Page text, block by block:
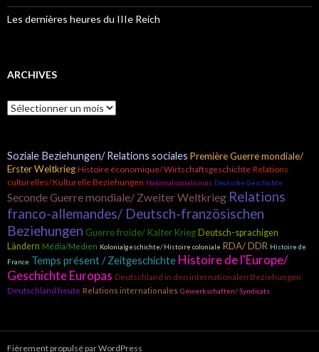
Les dernières heures du IIIe Reich
ARCHIVES
A
r
i
v
e
s
Soziale Beziehungen/ Relations sociales Première Guerre mondiale/
Erster Weltkrieg Histoire économique/ Wirtschaftsgeschichte Relations
culturelles/ Kulturelle Beziehungen Nationalsozialismus Deutsche Geschichte
Seconde Guerre mondiale/ Zweiter Weltkrieg Relations
franco-allemandes/ Deutsch-französischen
Beziehungen Guerre froide/ Kalter Krieg Deutsch-sprachigen
Ländern Média/Medien Kolonialgeschichte/ Histoire coloniale RDA/ DDR Histoire de
France Temps présent / Zeitgeschichte Histoire de l'Europe/
Geschichte Europas Deutschland in den internationalen Beziehungen
Deutschland heute Relations internationales Gewerkschaften/ Syndicats
Fièrement propulsé par WordPress